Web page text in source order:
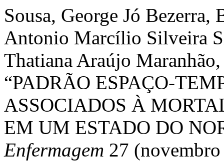
Sousa, George Jó
Antonio Marcílio Silveira
Thatiana Araújo
“PADRÃO ESPAÇO-
ASSOCIADOS À
EM UM ESTADO DO
Enfermagem 27